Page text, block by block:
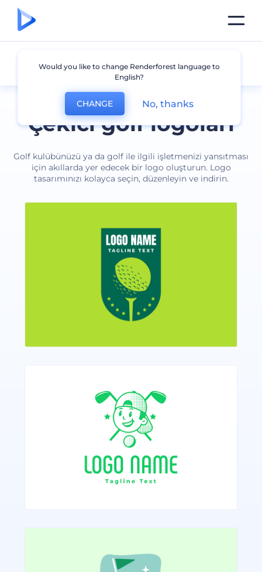
Çekici golf logoları
Golf kulübünüzü ya da golf ile ilgili işletmenizi yansıtması
için akıllarda yer edecek bir logo oluşturun. Logo
tasarımınızı kolayca seçin, düzenleyin ve indirin.
Golf
Would you like to change Renderforest language to
English?
CHANGE No, thanks